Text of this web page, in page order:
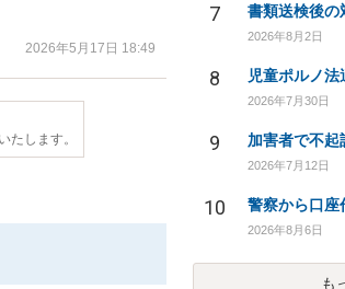
2026年5月17日 18:49
たします。
7
2026年8月2日
8 児童ポルノ法
2026年7月30日
9 加害者で不起
2026年7月12日
10
2026年8月6日
も